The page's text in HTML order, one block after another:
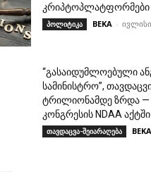
კრიპტოპლატფორმები
პოლიტიკა BEKA -
“გასაიდუმლოებული
სამინისტრო”,
ტრილიონამდე ზრდა —
კონგრესის NDAA
თავდაცვა-შეიარაღება BEKA